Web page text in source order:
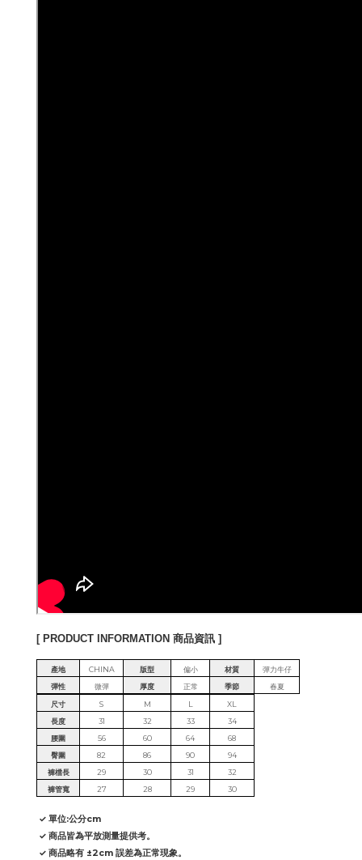
[ PRODUCT INFORMATION 商品資訊 ]
產地 CHINA 版型 偏小 材質
彈力牛仔
彈性
微彈 厚度 正常 季節
春夏
尺寸
S M L
XL
長度
31 32 33
34
腰圍
56 60 64
68
臀圍
82 86 90
94
褲檔長
29 30 31
32
褲管寬
27 28 29 30
✓ 單位:公分cm
✓ 商品皆為平放測量提供考。
✓ 商品略有 ±2cm 誤差為正常現象。